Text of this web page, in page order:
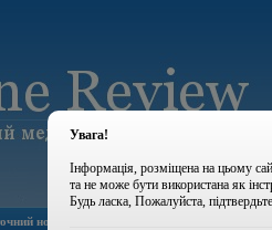
номер
Увага!
Інформація, розміщена на цьому
та не може бути використана як
Будь ласка, Пожалуйста,